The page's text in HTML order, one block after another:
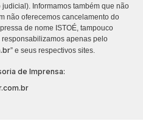
judicial). Informamos também que não
não oferecemos cancelamento do
de nome ISTOÉ, tampouco
apenas pelo
” e seus respectivos sites.
de Imprensa: